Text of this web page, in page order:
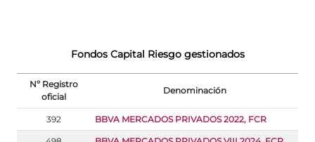
Fondos Capital Riesgo gestionados
Nº Registro
oficial
Denominación
392 BBVA MERCADOS PRIVADOS 2022, FCR